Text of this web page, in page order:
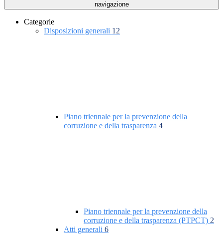
navigazione
Categorie
Disposizioni generali 12
Piano triennale per la prevenzione della
corruzione e della trasparenza 4
Piano triennale per la prevenzione della
corruzione e della trasparenza (PTPCT) 2
Atti generali 6